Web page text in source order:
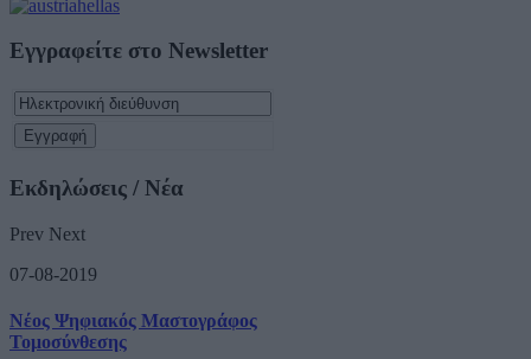
Εγγραφείτε στο Newsletter
Εκδηλώσεις / Νέα
Prev Next
07-08-2019
Νέος Ψηφιακός Μαστογράφος
Τομοσύνθεσης